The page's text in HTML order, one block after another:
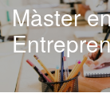
Màster